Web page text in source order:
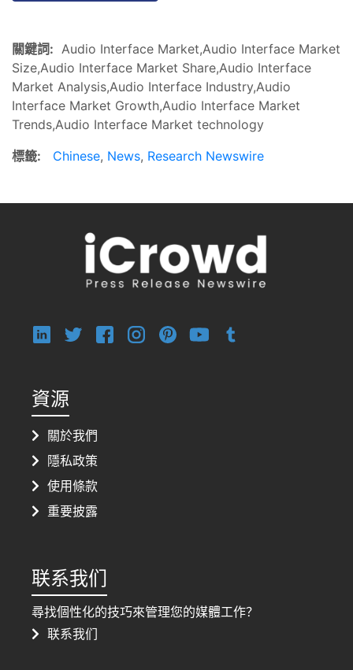
關鍵詞: Audio Interface Market,Audio Interface Market
Size,Audio Interface Market Share,Audio Interface
Market Analysis,Audio Interface Industry,Audio
Interface Market Growth,Audio Interface Market
Trends,Audio Interface Market technology
標籤:
Chinese, News, Research Newswire
資源
關於我們
隱私政策
使用條款
重要披露
联系我们
尋找個性化的技巧來管理您的媒體工作？
联系我们